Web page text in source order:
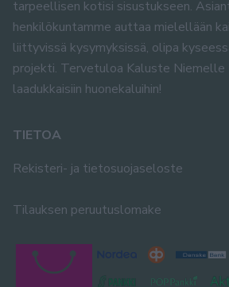
tarpeellisen kotisi sisustukseen.
henkilökuntamme auttaa mielellään
liittyvissä kysymyksissä, olipa
projekti. Tervetuloa Kaluste Niemelle
laadukkaisiin huonekaluihin!
TIETOA
Rekisteri- ja tietosuojaseloste
Tilauksen peruutuslomake